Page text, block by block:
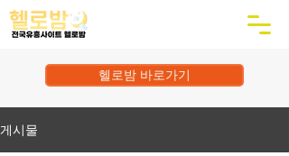
헬로밤 바로가기
게시물